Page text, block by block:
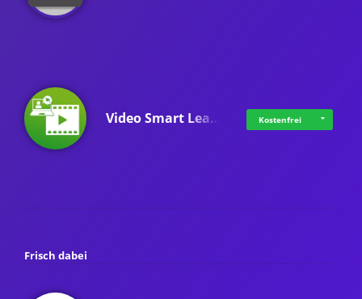
Video Smart Lea… Kostenfrei
Frisch dabei